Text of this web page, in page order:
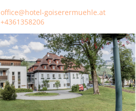
office@hotel-goiserermuehle.at
+4361358206